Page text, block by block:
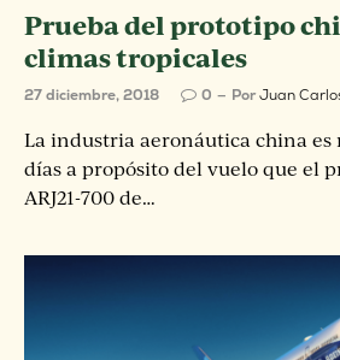
Prueba del prototipo
climas tropicales
27 diciembre, 2018 0 PorJuan
La industria aeronáutica china es
días a propósito del vuelo que el
ARJ21-700 de…